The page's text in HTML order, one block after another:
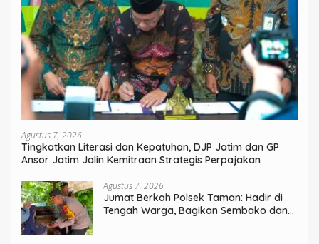
Agustus 7, 2026
Tingkatkan Literasi dan Kepatuhan, DJP Jatim dan GP
Ansor Jatim Jalin Kemitraan Strategis Perpajakan
Agustus 7, 2026
Jumat Berkah Polsek Taman: Hadir di
Tengah Warga, Bagikan Sembako dan